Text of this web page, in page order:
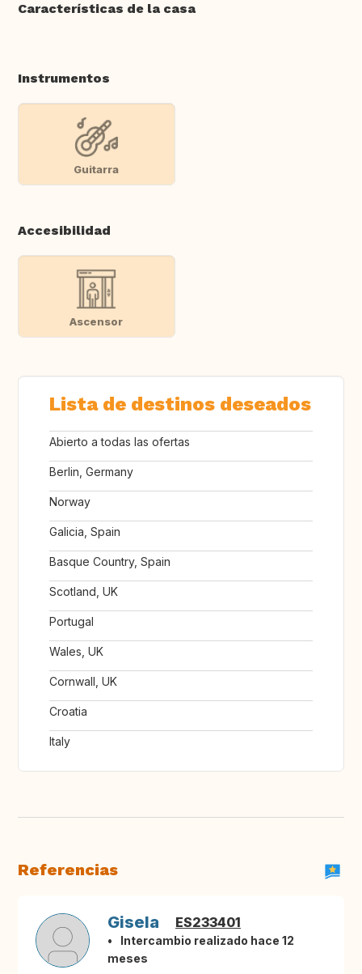
Características de la casa
Instrumentos
Guitarra
Accesibilidad
Ascensor
Lista de destinos deseados
Abierto a todas las ofertas
Berlin, Germany
Norway
Galicia, Spain
Basque Country, Spain
Scotland, UK
Portugal
Wales, UK
Cornwall, UK
Croatia
Italy
Referencias
Gisela ES233401
Intercambio realizado hace 12
meses